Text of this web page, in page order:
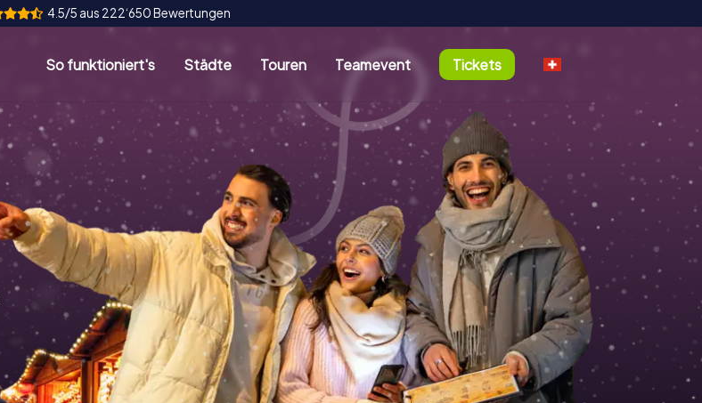
4.5/5 aus 222‘650 Bewertungen
So funktioniert's Städte Touren Teamevent Tickets